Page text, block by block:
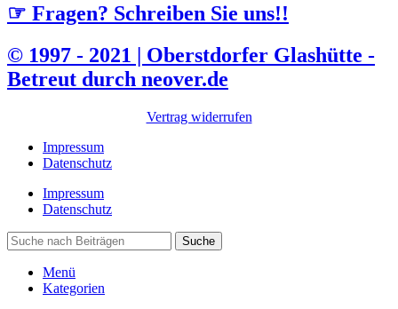
☞ Fragen? Schreiben Sie uns!!
© 1997 - 2021 | Oberstdorfer Glashütte -
Betreut durch neover.de
Vertrag widerrufen
Impressum
Datenschutz
Impressum
Datenschutz
Suche
Menü
Kategorien